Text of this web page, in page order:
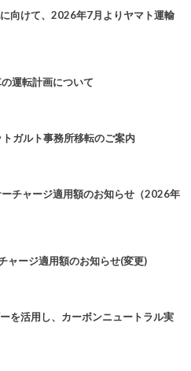
向けて、2026年7月よりヤマト運輸
運転計画について
ガルト事務所移転のご案内
チャージ適用額のお知らせ（2026年
ージ適用額のお知らせ(変更)
を活用し、カーボンニュートラル実